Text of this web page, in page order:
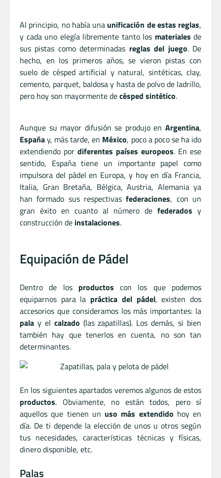
Al principio, no había una unificación de estas reglas,
y cada uno elegía libremente tanto los materiales de
sus pistas como determinadas reglas del juego. De
hecho, en los primeros años, se vieron pistas con
suelo de césped artificial y natural, sintéticas, clay,
cemento, parquet, baldosa y hasta de polvo de ladrillo,
pero hoy son mayormente decésped sintético.
Aunque su mayor difusión se produjo en Argentina,
Españay, más tarde, en México, poco a poco se ha ido
extendiendo por diferentes países europeos. En ese
sentido, España tiene un importante papel como
impulsora del pádel en Europa, y hoy en día Francia,
Italia, Gran Bretaña, Bélgica, Austria, Alemania ya
han formado sus respectivasfederaciones, con un
gran éxito en cuanto al número de federados y
construcción de instalaciones.
Equipación de Pádel
Dentro de los productos con los que podemos
equiparnos para la práctica del pádel, existen dos
accesorios que consideramos los más importantes: la
pala y el calzado (las zapatillas). Los demás, si bien
también hay que tenerlos en cuenta, no son tan
determinantes.
En los siguientes apartados veremos algunos de estos
productos. Obviamente, no están todos, pero sí
aquellos que tienen un uso más extendido hoy en
día. De ti depende la elección de unos u otros según
tus necesidades, características técnicas y físicas,
dinero disponible, etc.
Palas